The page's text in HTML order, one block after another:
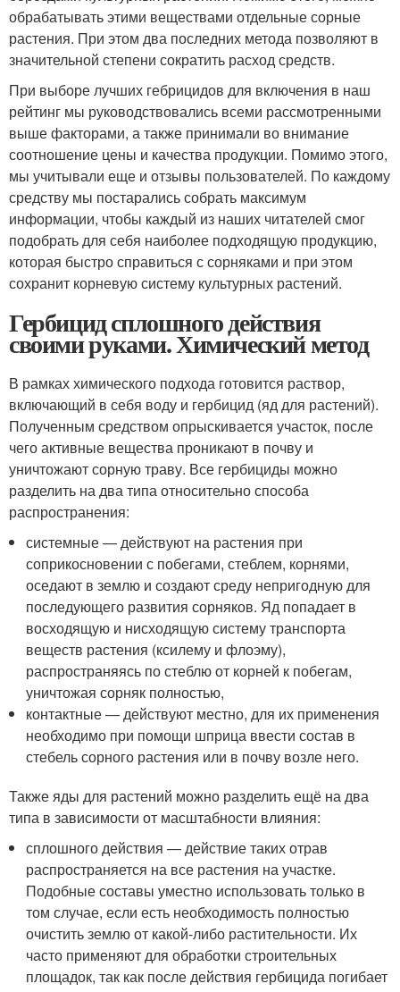
обрабатывать этими веществами отдельные сорные
растения. При этом два последних метода позволяют в
значительной степени сократить расход средств.
При выборе лучших гебрицидов для включения в наш
рейтинг мы руководствовались всеми рассмотренными
выше факторами, а также принимали во внимание
соотношение цены и качества продукции. Помимо этого,
мы учитывали еще и отзывы пользователей. По каждому
средству мы постарались собрать максимум
информации, чтобы каждый из наших читателей смог
подобрать для себя наиболее подходящую продукцию,
которая быстро справиться с сорняками и при этом
сохранит корневую систему культурных растений.
Гербицид сплошного действия
своими руками. Химический метод
В рамках химического подхода готовится раствор,
включающий в себя воду и гербицид (яд для растений).
Полученным средством опрыскивается участок, после
чего активные вещества проникают в почву и
уничтожают сорную траву. Все гербициды можно
разделить на два типа относительно способа
распространения:
системные — действуют на растения при
соприкосновении с побегами, стеблем, корнями,
оседают в землю и создают среду непригодную для
последующего развития сорняков. Яд попадает в
восходящую и нисходящую систему транспорта
веществ растения (ксилему и флоэму),
распространяясь по стеблю от корней к побегам,
уничтожая сорняк полностью,
контактные — действуют местно, для их применения
необходимо при помощи шприца ввести состав в
стебель сорного растения или в почву возле него.
Также яды для растений можно разделить ещё на два
типа в зависимости от масштабности влияния:
сплошного действия — действие таких отрав
распространяется на все растения на участке.
Подобные составы уместно использовать только в
том случае, если есть необходимость полностью
очистить землю от какой-либо растительности. Их
часто применяют для обработки строительных
площадок, так как после действия гербицида погибает